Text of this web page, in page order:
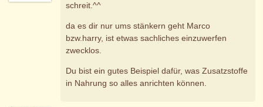
schreit.^^
da es dir nur ums stänkern geht Marco
bzw.harry, ist etwas sachliches einzuwerfen
zwecklos.
Du bist ein gutes Beispiel dafür, was Zusatzstoffe
in Nahrung so alles anrichten können.